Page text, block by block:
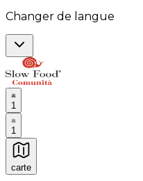
Changer de langue
1
1
carte